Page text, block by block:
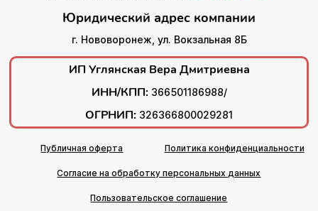
Юридический адрес компании
г. Нововоронеж, ул. Вокзальная 8Б
ИП Углянская Вера Дмитриевна
ИНН/КПП: 366501186988/
ОГРНИП: 326366800029281
Публичная оферта Политика конфиденциальности
Согласие на обработку персональных данных
Пользовательское соглашение